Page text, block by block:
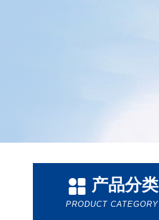
产品分类
PRODUCT CATEGORY